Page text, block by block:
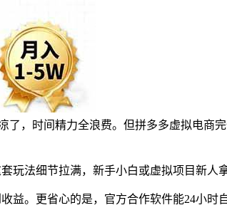
了，时间精力全浪费。但拼多多虚拟电
法细节拉满，新手小白或虚拟项目新人
。更省心的是，官方合作软件能24小时